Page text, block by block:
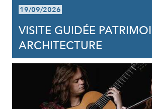
19/09/2026
VISITE GUIDÉE
ARCHITECTURE